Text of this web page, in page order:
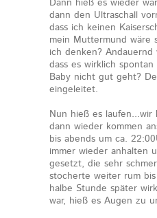
Dann hieß es wieder
dann den Ultraschall
dass ich keinen
mein Muttermund wäre
ich denken?
dass es wirklich
Baby nicht gut geht?
eingeleitet.
Nun hieß es
dann wieder kommen
bis abends um ca.
immer wieder anhalten
gesetzt, die sehr
stocherte weiter rum
halbe Stunde später
war, hieß es Augen zu